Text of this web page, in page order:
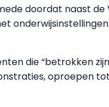
doordat naast de
die “betrokken
oproepen